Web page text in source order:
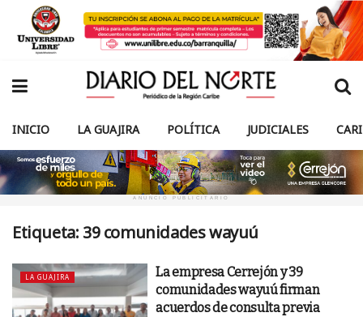
INICIO LA GUAJIRA POLÍTICA JUDICIALES
ANUNCIO PUBLICITARIO
Etiqueta: 39 comunidades wayuú
LA GUAJIRA
La empresa Cerrejón y 39
comunidades wayuú firman
acuerdos de consulta previa